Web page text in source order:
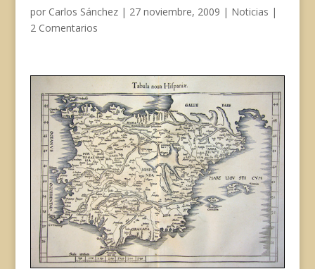
por Carlos Sánchez| 27 noviembre, 2009 | Noticias |
2 Comentarios